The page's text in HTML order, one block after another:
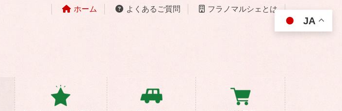
ホーム よくあるご質問 フラノマルシェとは
JA